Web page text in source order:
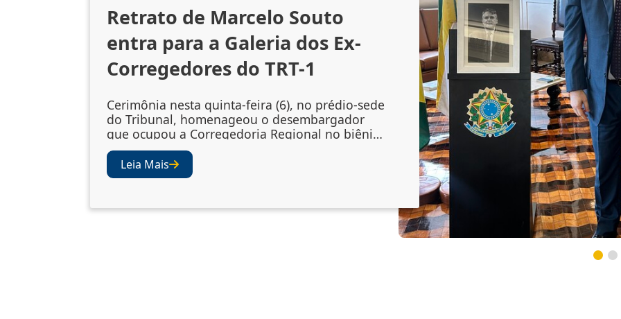
Retrato de Marcelo Souto
entra para a Galeria dos Ex-
Corregedores do TRT-1
Cerimônia nesta quinta-feira (6), no prédio-sede
do Tribunal, homenageou o desembargador
que ocupou a Corregedoria Regional no biênio
2023/2025 A cerimônia de descerramento do
retrato do desembargador Marcelo Augusto
Souto de Oliveira, corregedor regional no
(6), no Salão Nobre do TRT-1. A solenidade
Leia Mais